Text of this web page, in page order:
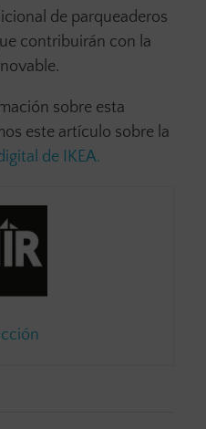
de parqueaderos
contribuirán con la
sobre esta
este artículo sobre la
de IKEA.